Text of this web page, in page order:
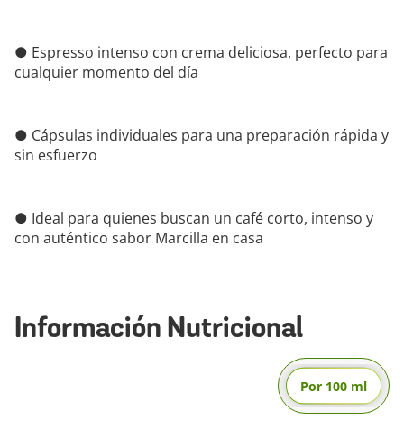
● Espresso intenso con crema deliciosa, perfecto para
cualquier momento del día
● Cápsulas individuales para una preparación rápida y
sin esfuerzo
● Ideal para quienes buscan un café corto, intenso y
con auténtico sabor Marcilla en casa
Información Nutricional
Por 100 ml